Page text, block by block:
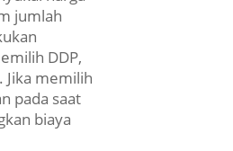
jumlah
DDP,
memilih
pada saat
biaya